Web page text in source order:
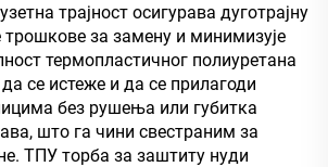
трајност осигурава дуготрајну
трошкове за замену и минимизује
термопластичног полиуретана
се истеже и да се прилагоди
без рушења или губитка
што га чини свестраним за
ТПУ торба за заштиту нуди